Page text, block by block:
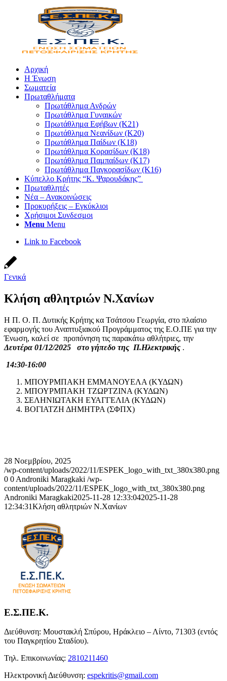
Αρχική
Η Ένωση
Σωματεία
Πρωταθλήματα
Πρωτάθλημα Ανδρών
Πρωτάθλημα Γυναικών
Πρωτάθλημα Εφήβων (Κ21)
Πρωτάθλημα Νεανίδων (Κ20)
Πρωτάθλημα Παίδων (Κ18)
Πρωτάθλημα Κορασίδων (Κ18)
Πρωτάθλημα Παμπαίδων (Κ17)
Πρωτάθλημα Παγκορασίδων (Κ16)
Κύπελλο Κρήτης “Κ. Ψαρουδάκης”
Πρωταθλητές
Νέα – Ανακοινώσεις
Προκυρήξεις – Εγκύκλιοι
Χρήσιμοι Συνδεσμοι
Menu Menu
Link to Facebook
Γενικά
Κλήση αθλητριών Ν.Χανίων
Η Π. Ο. Π. Δυτικής Κρήτης κα Τσάτσου Γεωργία, στο πλαίσιο
εφαρμογής του Αναπτυξιακού Προγράμματος της Ε.Ο.ΠΕ για την
Ένωση, καλεί σε προπόνηση τις παρακάτω αθλήτριες, την
Δευτέρα 01/12/2025
στο γήπεδο της Π.Ηλεκτρικής .
14:30-16:00
ΜΠΟΥΡΜΠΑΚΗ ΕΜΜΑΝΟΥΕΛΑ (ΚΥΔΩΝ)
ΜΠΟΥΡΜΠΑΚΗ ΤΖΩΡΤΖΙΝΑ (ΚΥΔΩΝ)
ΣΕΛΗΝΙΩΤΑΚΗ ΕΥΑΓΓΕΛΙΑ (ΚΥΔΩΝ)
ΒΟΓΙΑΤΖΗ ΔΗΜΗΤΡΑ (ΣΦΠΧ)
28 Νοεμβρίου, 2025
/wp-content/uploads/2022/11/ESPEK_logo_with_txt_380x380.png
0 0 Androniki Maragkaki /wp-
content/uploads/2022/11/ESPEK_logo_with_txt_380x380.png
Androniki Maragkaki2025-11-28 12:33:042025-11-28
12:34:31Κλήση αθλητριών Ν.Χανίων
Ε.Σ.ΠΕ.Κ.
Διεύθυνση: Μουστακλή Σπύρου, Ηράκλειο – Λίντο, 71303 (εντός
του Παγκρητίου Σταδίου).
Τηλ. Επικοινωνίας: 2810211460
Ηλεκτρονική Διεύθυνση: espekritis@gmail.com